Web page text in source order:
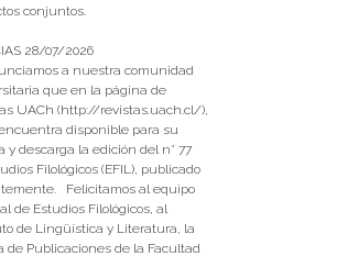
conjuntos.
28/07/2026
a nuestra comunidad
que en la página de
UACh (http://revistas.uach.cl/),
disponible para su
y descarga la edición del n° 77
Filológicos (EFIL), publicado
Felicitamos al equipo
de Estudios Filológicos, al
de Lingüística y Literatura, la
de Publicaciones de la Facultad